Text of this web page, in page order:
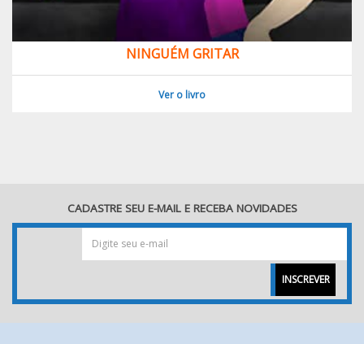
NINGUÉM GRITAR
Ver o livro
CADASTRE SEU E-MAIL E RECEBA NOVIDADES
INSCREVER